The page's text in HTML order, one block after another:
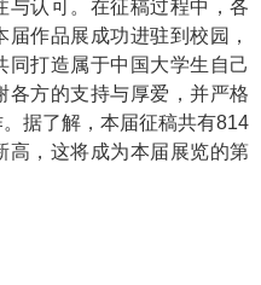
与认可。在征稿过程中，各
作品展成功进驻到校园，
同打造属于中国大学生自己
各方的支持与厚爱，并严格
据了解，本届征稿共有814
高，这将成为本届展览的第